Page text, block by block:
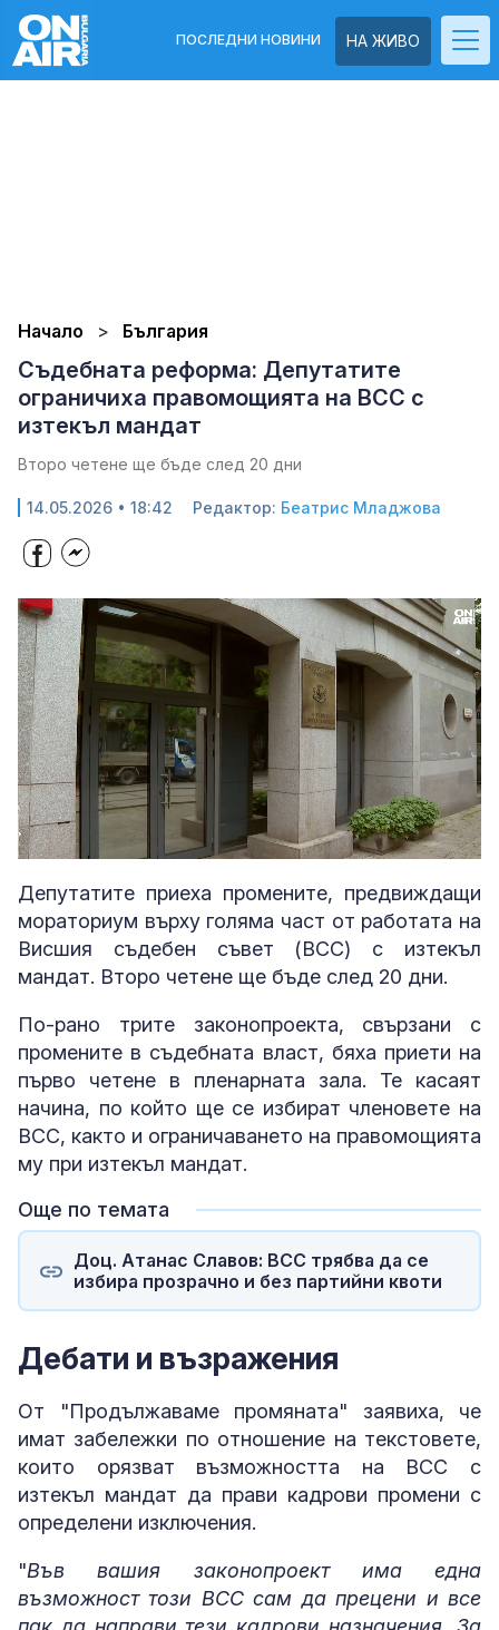
НА ЖИВО
ПОСЛЕДНИ НОВИНИ
Начало България
Съдебната реформа: Депутатите
ограничиха правомощията на ВСС с
изтекъл мандат
Второ четене ще бъде след 20 дни
14.05.2026 • 18:42 Редактор: Беатрис Младжова
Unmute Loaded:
26.03%
Депутатите приеха промените, предвиждащи
мораториум върху голяма част от работата на
Висшия съдебен съвет (ВСС) с изтекъл
мандат. Второ четене ще бъде след 20 дни.
По-рано трите законопроекта, свързани с
промените в съдебната власт, бяха приети на
първо четене в пленарната зала. Те касаят
начина, по който ще се избират членовете на
ВСС, както и ограничаването на правомощията
му при изтекъл мандат.
Още по темата
Доц. Атанас Славов: ВСС трябва да се
избира прозрачно и без партийни квоти
Дебати и възражения
От "Продължаваме промяната" заявиха, че
имат забележки по отношение на текстовете,
които орязват възможността на ВСС с
изтекъл мандат да прави кадрови промени с
определени изключения.
"Във вашия законопроект има една
възможност този ВСС сам да прецени и все